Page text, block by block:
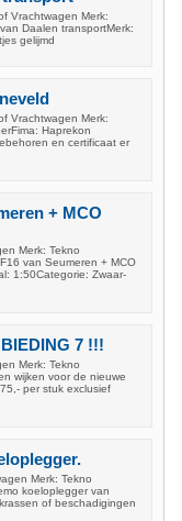
Vrachtwagen Merk:
Daalen transportMerk:
gelijmd
Vrachtwagen Merk:
Haprekon
en certificaat er
+ MCO
Merk: Tekno
van Seumeren + MCO
1:50Categorie: Zwaar-
7 !!!
Merk: Tekno
wijken voor de nieuwe
per stuk exclusief
Merk: Tekno
koeloplegger van
of beschadigingen